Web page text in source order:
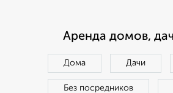
Аренда домов,
Дома Дачи
Без посредников